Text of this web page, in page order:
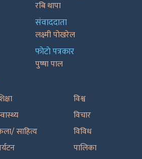
रबि थापा
संवाददाता
लक्ष्मी पोखरेल
फाेटाे पत्रकार
पुष्षा पाल
साहित्य
विश्व
विचार
विविध
पालिका